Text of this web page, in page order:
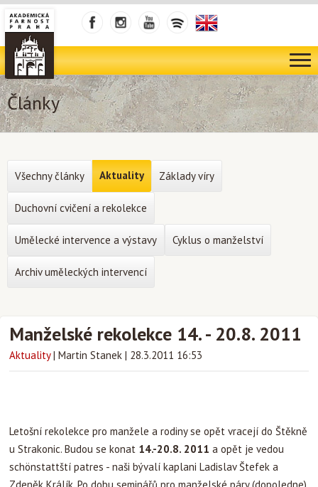
Články
Manželské rekolekce 14. - 20.8. 2011
Aktuality | Martin Stanek | 28.3.2011 16:53
Letošní rekolekce pro manžele a rodiny se opět vracejí do Štěkně
u Strakonic. Budou se konat 14.-20.8. 2011 a opět je vedou
schönstattští patres - naši bývalí kaplani Ladislav Štefek a
Všechny články Aktuality Základy víry
Duchovní cvičení a rekolekce
Umělecké intervence a výstavy Cyklus o manželství
Archiv uměleckých intervencí